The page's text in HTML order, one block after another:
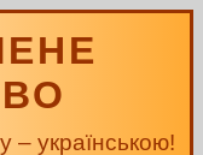
– українською!